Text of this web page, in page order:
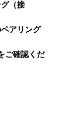
（接
アリング
ご確認くだ